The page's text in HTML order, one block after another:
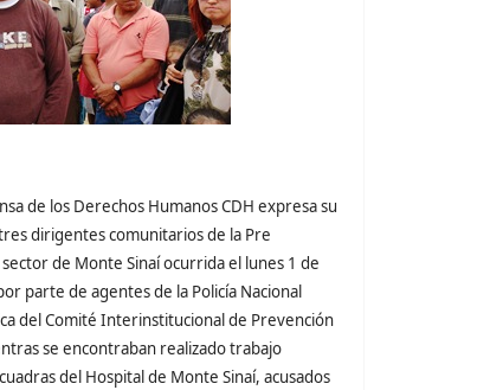
de los Derechos Humanos CDH expresa su
dirigentes comunitarios de la Pre
de Monte Sinaí ocurrida el lunes 1 de
parte de agentes de la Policía Nacional
del Comité Interinstitucional de Prevención
se encontraban realizado trabajo
del Hospital de Monte Sinaí, acusados